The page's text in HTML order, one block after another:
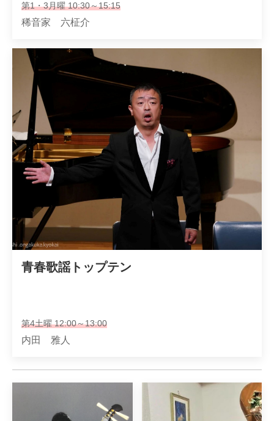
第1・3月曜 10:30～15:15
稀音家 六柾介
青春歌謡トップテン
第4土曜 12:00～13:00
内田 雅人